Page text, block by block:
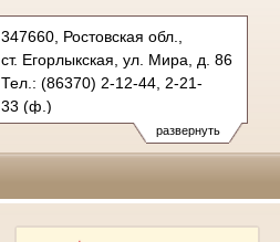
развернуть
347660, Ростовская обл.,
ст. Егорлыкская, ул. Мира, д. 86
Тел.: (86370) 2-12-44, 2-21-
33 (ф.)
egorlyksky.ros@sudrf.ru
схема проезда